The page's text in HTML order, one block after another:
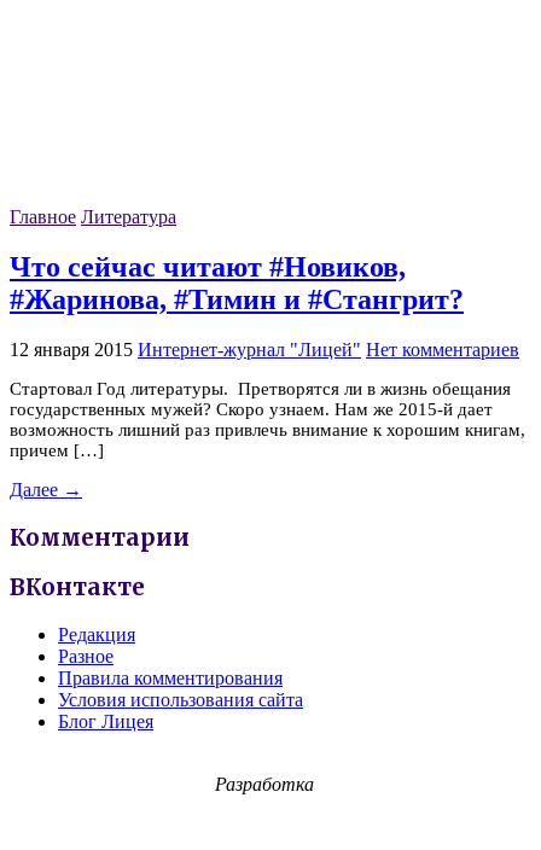
Главное Литература
Что сейчас читают #Новиков,
#Жаринова, #Тимин и #Стангрит?
12 января 2015 Интернет-журнал "Лицей" Нет комментариев
Стартовал Год литературы. Претворятся ли в жизнь обещания
государственных мужей? Скоро узнаем. Нам же 2015-й дает
возможность лишний раз привлечь внимание к хорошим книгам,
причем […]
Далее →
Комментарии
ВКонтакте
Редакция
Разное
Правила комментирования
Условия использования сайта
Блог Лицея
Разработка